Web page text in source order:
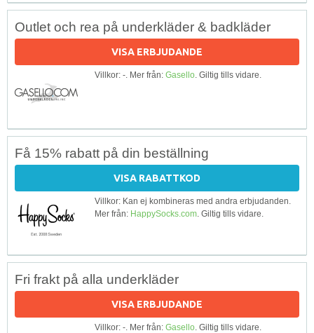
Outlet och rea på underkläder & badkläder
VISA ERBJUDANDE
Villkor: -. Mer från: Gasello. Giltig tills vidare.
Få 15% rabatt på din beställning
VISA RABATTKOD
Villkor: Kan ej kombineras med andra erbjudanden.
Mer från: HappySocks.com. Giltig tills vidare.
Fri frakt på alla underkläder
VISA ERBJUDANDE
Villkor: -. Mer från: Gasello. Giltig tills vidare.